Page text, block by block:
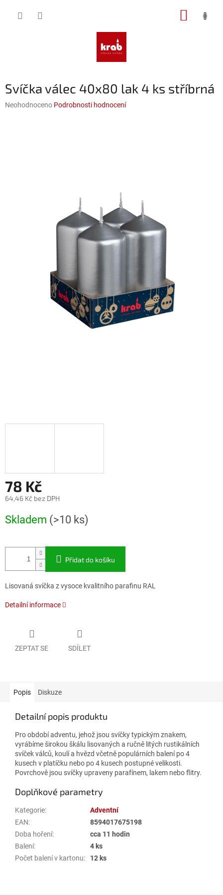
Svíčka válec 40x80 lak 4 ks stříbrná
Průměrné
Neohodnoceno Podrobnosti hodnocení
78 Kč
64,46 Kč bez DPH
cena:
Skladem (>10 ks)
Přidat do košíku
Lisovaná svíčka z vysoce kvalitního parafinu RAL
Detailní informace
ZEPTAT SE SDÍLET
Popis Diskuze
Detailní popis produktu
Pro období adventu, jehož jsou svíčky typickým znakem,
vyrábíme širokou škálu lisovaných a ručně litých rustikálních
svíček válců, koulí a hvězd včetně populárních balení po 4
kusech v platíčku nebo po 4 kusech postupné velikosti.
Povrchově jsou svíčky upraveny parafínem, lakem nebo flitry.
Doplňkové parametry
Kategorie:
Adventní
EAN:
8594017675198
Doba hoření:
cca 11 hodin
Balení:
4 ks
Počet balení v kartonu: 12 ks